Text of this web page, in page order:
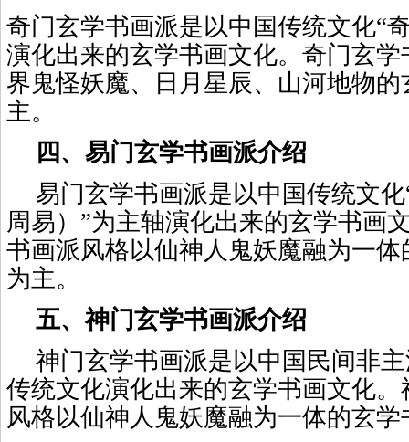
奇门玄学书画派是以中国传统文化“
演化出来的玄学书画文化。奇门玄
界鬼怪妖魔、日月星辰、山河地物
主。
四、易门玄学书画派介绍
易门玄学书画派是以中国传统文
周易）”为主轴演化出来的玄学书画
书画派风格以仙神人鬼妖魔融为一
为主。
五、神门玄学书画派介绍
神门玄学书画派是以中国民间非
传统文化演化出来的玄学书画文化
风格以仙神人鬼妖魔融为一体的玄